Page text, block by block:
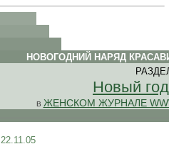
НОВОГОДНИЙ НАРЯД
Новый
В ЖЕНСКОМ ЖУРНАЛЕ
22.11.05